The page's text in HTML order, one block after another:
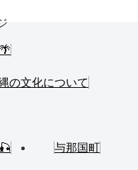
の文化について
与那国町